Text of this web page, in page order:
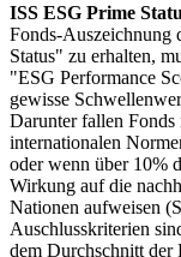
ISS ESG Prime
Fonds-Auszeichnung
Status" zu erhalten,
"ESG Performance
gewisse
Darunter fallen
internationalen
oder wenn über 10%
Wirkung auf die
Nationen aufweisen
Auschlusskriterien
dem Durchschnitt der